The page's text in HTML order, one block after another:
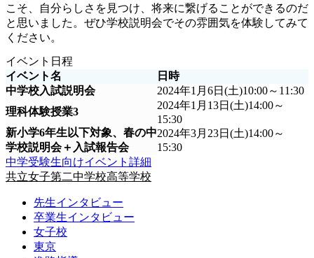
こそ、自分らしさを見つけ、将来に繋げることができるのだ
と思いました。ぜひ学校説明会でその雰囲気を体験してみて
ください。
イベント日程
イベント名
日時
中学校入試説明会
2024年1月6日(土)10:00～11:30
理科体験授業3
2024年1月13日(土)14:00～
15:30
新小学6年生以下対象、春の中
学校説明会＋入試報告会
2024年3月23日(土)14:00～
15:30
中学受験生向けイベント詳細
共立女子第二中学校高等学校
先生インタビュー
卒業生インタビュー
女子校
東京